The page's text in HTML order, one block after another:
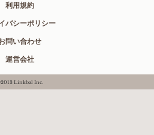
利用規約
バシーポリシー
問い合わせ
運営会社
Linkbal Inc.